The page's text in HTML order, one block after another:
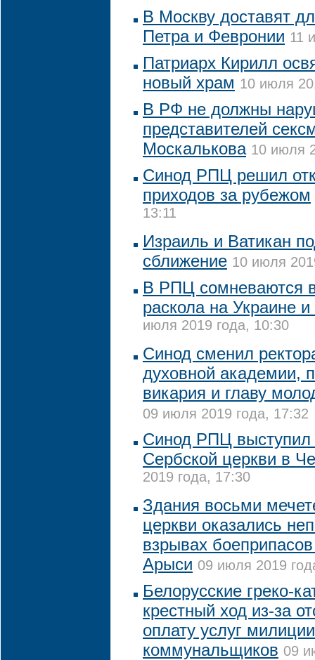
В Москву доставят
Петра и Февронии 11
Патриарх Кирилл
новый храм 10 июля
В РФ не должны
представителей
Москалькова 10 июля
Синод РПЦ решил
приходов за рубежом
13:11
Израиль и Ватикан
сближение 10 июля
В РПЦ сомневаются
раскола на Украине
июля 2019 года, 10:30
Синод сменил
духовной академии,
викария и главу
09 июля 2019 года, 17:32
Синод РПЦ выступил
Сербской церкви в
2019 года, 17:30
Здания восьми
церкви оказались
взрывах
Арыси 09 июля 2019
Белорусские греко-
крестный ход из-за
оплату услуг
коммунальщиков 09